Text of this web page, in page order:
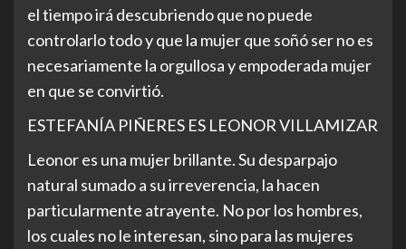
el tiempo irá descubriendo que no puede
controlarlo todo y que la mujer que soñó ser no es
necesariamente la orgullosa y empoderada mujer
en que se convirtió.
ESTEFANÍA PIÑERES ES LEONOR VILLAMIZAR
Leonor es una mujer brillante. Su desparpajo
natural sumado a su irreverencia, la hacen
particularmente atrayente. No por los hombres,
los cuales no le interesan, sino para las mujeres